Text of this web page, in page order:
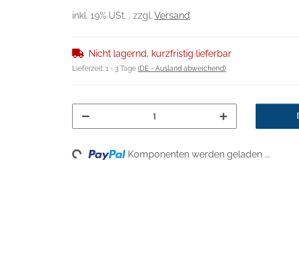
inkl. 19% USt. , zzgl. Versand
Nicht lagernd, kurzfristig lieferbar
Lieferzeit: 1 - 3 Tage (DE - Ausland abweichend)
Loading... Komponenten werden geladen ...